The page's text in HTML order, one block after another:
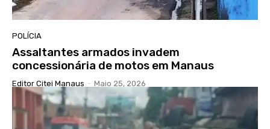
POLÍCIA
Assaltantes armados invadem
concessionária de motos em Manaus
Editor Citei Manaus - Maio 25, 2026